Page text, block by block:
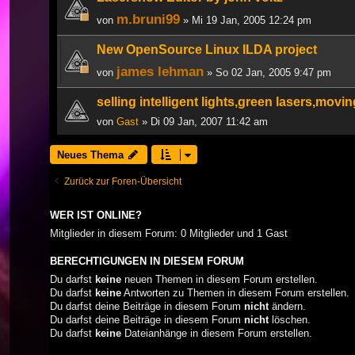
von m.bruni99 » Mi 19 Jan, 2005 12:24 pm
New OpenSource Linux ILDA project
von james lehman » So 02 Jan, 2005 9:47 pm
selling intelligent lights,green
von Gast » Di 09 Jan, 2007 11:42 am
Neues Thema
Zurück zur Foren-Übersicht
WER IST ONLINE?
Mitglieder in diesem Forum: 0 Mitglieder und 1 Gast
BERECHTIGUNGEN IN DIESEM FORUM
Du darfst keine neuen Themen in diesem Forum erstellen.
Du darfst keine Antworten zu Themen in diesem Forum erstellen.
Du darfst deine Beiträge in diesem Forum nicht ändern.
Du darfst deine Beiträge in diesem Forum nicht löschen.
Du darfst keine Dateianhänge in diesem Forum erstellen.